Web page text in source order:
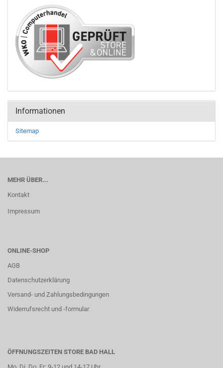
Informationen
Sitemap
MEHR ÜBER...
Kontakt
Impressum
ONLINE-SHOP
AGB
Datenschutzerklärung
Versand- und Zahlungsbedingungen
Widerrufsrecht und -formular
ÖFFNUNGSZEITEN STORE BAD HALL